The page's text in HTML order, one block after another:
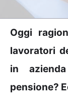
Oggi
lavoratori
in
pensione?